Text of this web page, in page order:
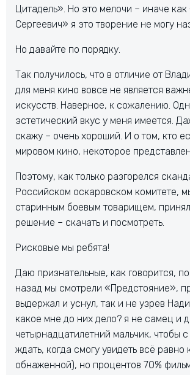
Цитадель». Но это мелочи – иначе
Сергеевич» я это творение не могу
Но давайте по порядку.
Так получилось, что в отличие от
для меня кино вовсе не является
искусств. Наверное, к сожалению.
эстетический вкус у меня имеется.
скажу – очень хороший. И о том, кто
мировом кино, некоторое
Поэтому, как только разгорелся
Российском оскаровском комитете,
старинным боевым товарищем,
решение – скачать и посмотреть.
Рисковые мы ребята!
Даю признательные, как говорится,
назад мы смотрели «Предстояние»,
выдержал и уснул, так и не узрев
какое мне до них дело? я не самец и
четырнадцатилетний мальчик, чтобы
ждать, когда смогу увидеть всё
обнаженной), но процентов 70%